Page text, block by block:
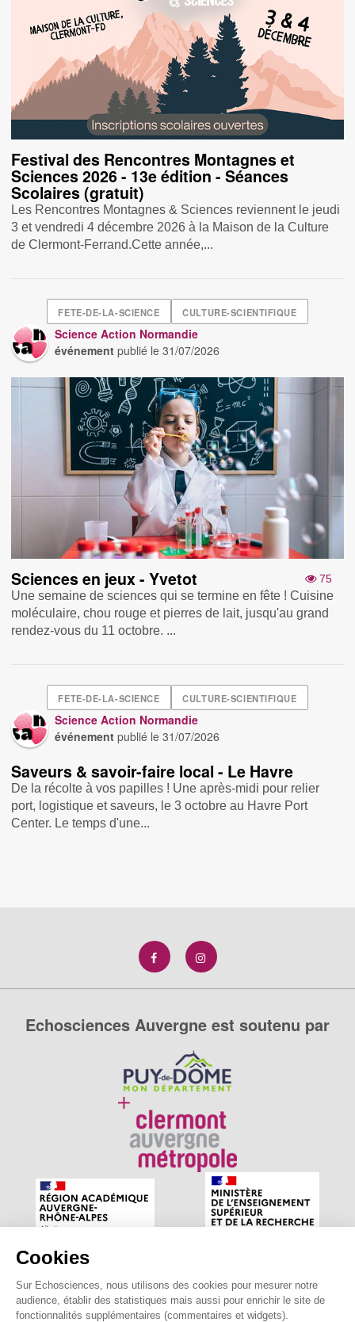
Cookies
Sur Echosciences, nous utilisons des cookies pour mesurer notre
audience, établir des statistiques mais aussi pour enrichir le site de
fonctionnalités supplémentaires (commentaires et widgets).
Festival des Rencontres Montagnes et
Sciences 2026 - 13e édition - Séances
Scolaires (gratuit)
Les Rencontres Montagnes & Sciences reviennent le jeudi
3 et vendredi 4 décembre 2026 à la Maison de la Culture
de Clermont-Ferrand.Cette année,...
FETE-DE-LA-SCIENCE CULTURE-SCIENTIFIQUE
Science Action Normandie
événement publié le31/07/2026
75
Sciences en jeux - Yvetot
Une semaine de sciences qui se termine en fête ! Cuisine
moléculaire, chou rouge et pierres de lait, jusqu'au grand
rendez-vous du 11 octobre. ...
FETE-DE-LA-SCIENCE CULTURE-SCIENTIFIQUE
Science Action Normandie
événement publié le31/07/2026
Saveurs & savoir-faire local - Le Havre
De la récolte à vos papilles ! Une après-midi pour relier
port, logistique et saveurs, le 3 octobre au Havre Port
Center. Le temps d'une...
Echosciences Auvergne est soutenu par
Echosciences Auvergne est le réseau social des amateurs
de sciences et de technologies du territoire. Propulsé par